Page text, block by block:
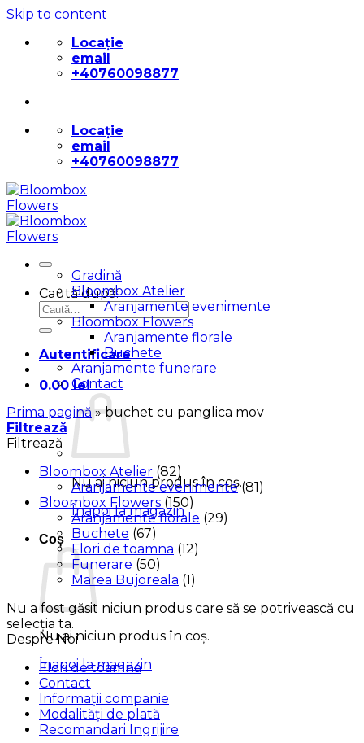
Skip to content
Locație
email
+40760098877
Locație
email
+40760098877
Caută după:
Autentificare
0.00lei
Nu ai niciun produs în coș.
Înapoi la magazin
Coș
Nu ai niciun produs în coș.
Înapoi la magazin
Gradină
Bloombox Atelier
Aranjamente evenimente
Bloombox Flowers
Aranjamente florale
Buchete
Aranjamente funerare
Contact
Prima pagină » buchet cu panglica mov
Filtrează
Filtrează
Bloombox Atelier (82)
Aranjamente evenimente (81)
Bloombox Flowers (150)
Aranjamente florale (29)
Buchete (67)
Flori de toamna (12)
Funerare (50)
Marea Bujoreala (1)
Nu a fost găsit niciun produs care să se potrivească cu
selecția ta.
Despre Noi
Flori de toamna
Contact
Informații companie
Modalități de plată
Recomandari Ingrijire